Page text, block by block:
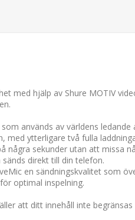
med hjälp av Shure MOTIV
används av världens
ytterligare två fulla
några sekunder utan att missa
direkt till din telefon.
en sändningskvalitet som
optimal inspelning.
att ditt innehåll inte